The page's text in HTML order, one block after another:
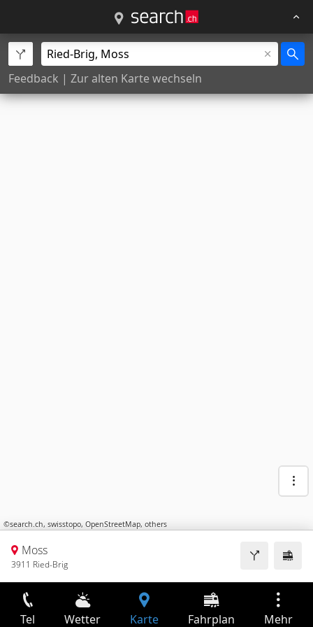
Feedback | Zur alten Karte wechseln
©search.ch, swisstopo, OpenStreetMap, others
Moss
3911 Ried-Brig
Tel Wetter Karte Fahrplan Mehr